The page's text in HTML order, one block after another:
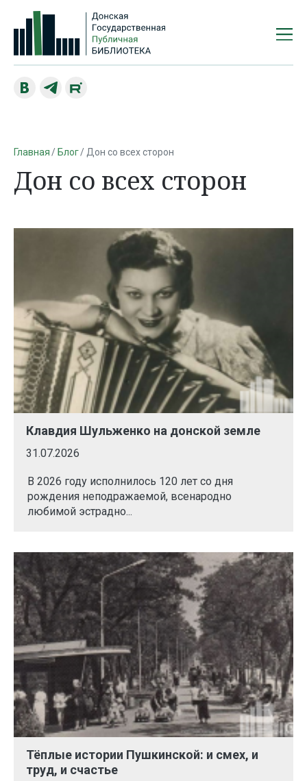
Главная Блог Дон со всех сторон
Дон со всех сторон
Клавдия Шульженко на донской земле
31.07.2026
В 2026 году исполнилось 120 лет со дня
рождения неподражаемой, всенародно
любимой эстрадно...
Тёплые истории Пушкинской: и смех, и
труд, и счастье